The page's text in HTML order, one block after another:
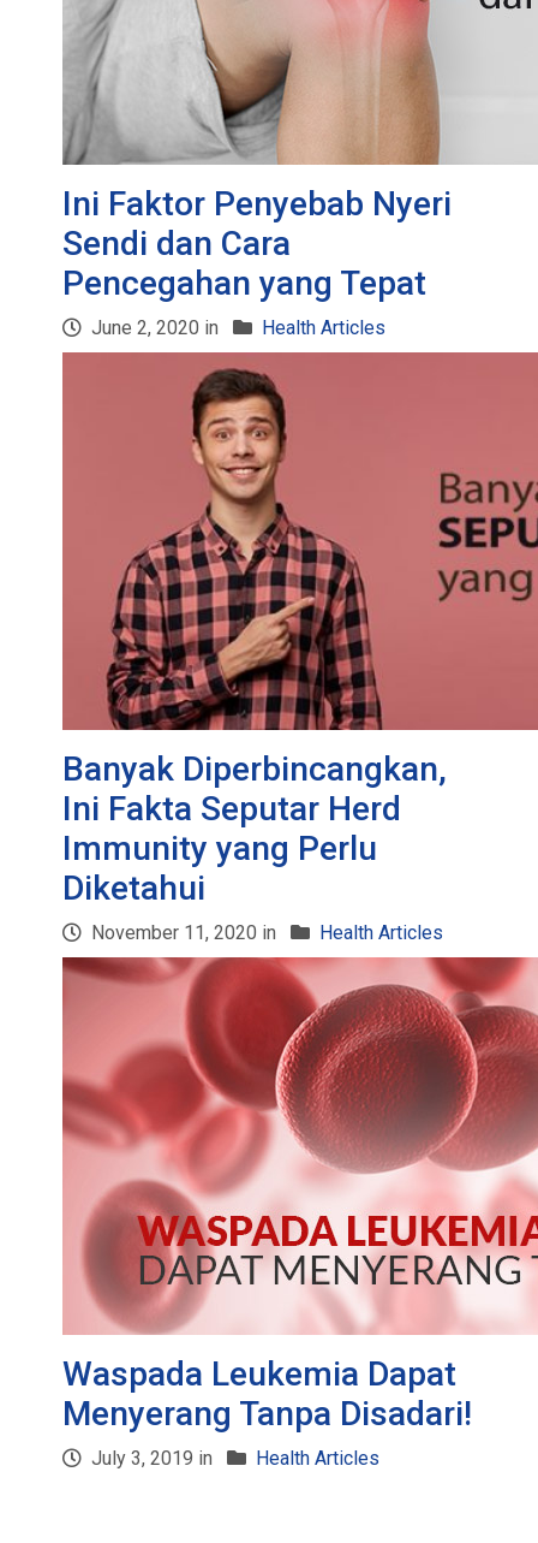
Ini Faktor Penyebab Nyeri
Sendi dan Cara
Pencegahan yang Tepat
June 2, 2020 in Health Articles
Banyak Diperbincangkan,
Ini Fakta Seputar Herd
Immunity yang Perlu
Diketahui
November 11, 2020 in Health Articles
Waspada Leukemia Dapat
Menyerang Tanpa Disadari!
July 3, 2019 in Health Articles